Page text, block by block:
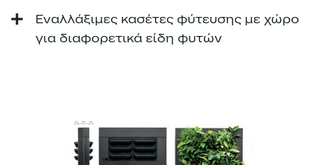
Εναλλάξιμες κασέτες φύτευσης με χώρο
για διαφορετικά είδη φυτών